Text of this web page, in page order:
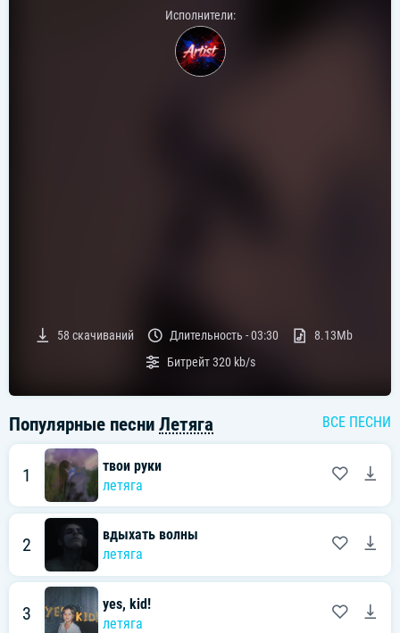
Исполнители:
58 скачиваний Длительность -03:30
8.13Mb
Битрейт320 kb/s
Популярные песни Летяга ВСЕ ПЕСНИ
1
твои руки
летяга
2
вдыхать волны
летяга
3
yes, kid!
летяга